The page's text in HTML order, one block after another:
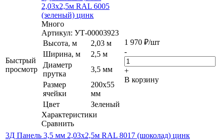
Быстрый
просмотр
2,03х2,5м RAL 6005
(зеленый) цинк
Много
Артикул: УТ-00003923
Высота, м
2,03 м
Ширина, м
2,5 м
Диаметр
прутка
3,5 мм
Размер
ячейки
200х55
мм
Цвет
Зеленый
Характеристики
Сравнить
1 970 ₽/шт
-
+
В корзину
3Д Панель 3,5 мм 2,03х2,5м RAL 8017 (шоколад) цинк